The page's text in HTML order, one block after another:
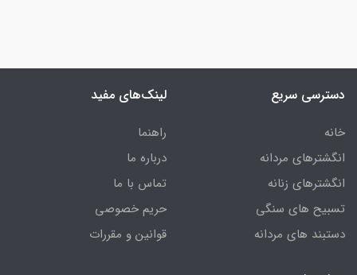
دسترسی سریع
خانه
انگشترهای مردانه
انگشترهای زنانه
تسبیح های سنگی
دستبند های مردانه
لینک‌های مفید
راهنما
درباره ما
تماس با ما
حریم خصوصی
قوانین و مقررات